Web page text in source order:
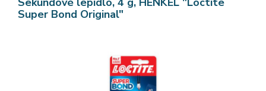
Super Bond Original"